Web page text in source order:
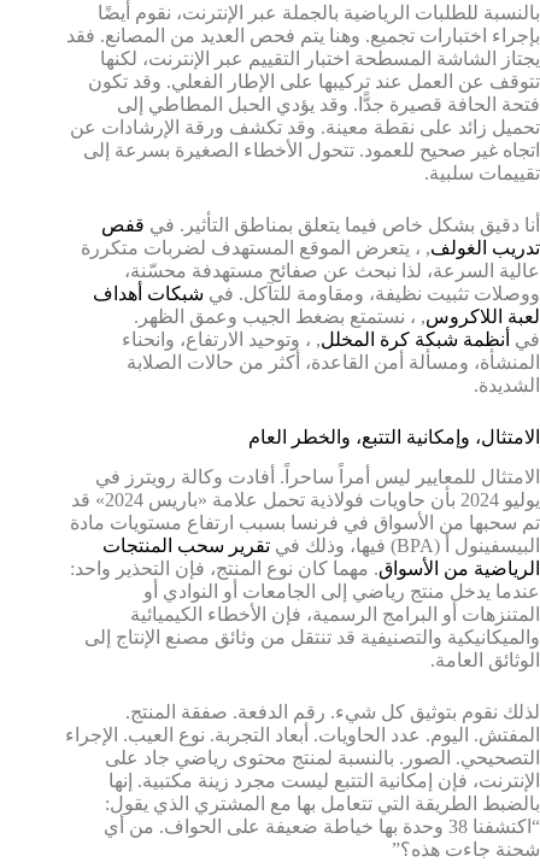
بالنسبة للطلبات الرياضية بالجملة عبر الإنترنت، نقوم أيضًا
بإجراء اختبارات تجميع. وهنا يتم فحص العديد من المصانع. فقد
يجتاز الشاشة المسطحة اختبار التقييم عبر الإنترنت، لكنها
تتوقف عن العمل عند تركيبها على الإطار الفعلي. وقد تكون
فتحة الحافة قصيرة جدًّا. وقد يؤدي الحبل المطاطي إلى
تحميل زائد على نقطة معينة. وقد تكشف ورقة الإرشادات عن
اتجاه غير صحيح للعمود. تتحول الأخطاء الصغيرة بسرعة إلى
تقييمات سلبية.
أنا دقيق بشكل خاص فيما يتعلق بمناطق التأثير. في قفص
تدريب الغولف, ، يتعرض الموقع المستهدف لضربات متكررة
عالية السرعة، لذا نبحث عن صفائح مستهدفة محسّنة،
ووصلات تثبيت نظيفة، ومقاومة للتآكل. في شبكات أهداف
لعبة اللاكروس, ، نستمتع بضغط الجيب وعمق الظهر.
في أنظمة شبكة كرة المخلل, ، وتوحيد الارتفاع، وانحناء
المنشأة، ومسألة أمن القاعدة، أكثر من حالات الصلابة
الشديدة.
الامتثال، وإمكانية التتبع، والخطر العام
الامتثال للمعايير ليس أمراً ساحراً. أفادت وكالة رويترز في
يوليو 2024 بأن حاويات فولاذية تحمل علامة «باريس 2024» قد
تم سحبها من الأسواق في فرنسا بسبب ارتفاع مستويات مادة
البيسفينول أ (BPA) فيها، وذلك في
تقرير سحب المنتجات
الرياضية من الأسواق. مهما كان نوع المنتج، فإن التحذير واحد:
عندما يدخل منتج رياضي إلى الجامعات أو النوادي أو
المتنزهات أو البرامج الرسمية، فإن الأخطاء الكيميائية
والميكانيكية والتصنيفية قد تنتقل من وثائق مصنع الإنتاج إلى
الوثائق العامة.
لذلك نقوم بتوثيق كل شيء. رقم الدفعة. صفقة المنتج.
المفتش. اليوم. عدد الحاويات. أبعاد التجربة. نوع العيب. الإجراء
التصحيحي. الصور. بالنسبة لمنتج محتوى رياضي جاد على
الإنترنت، فإن إمكانية التتبع ليست مجرد زينة مكتبية. إنها
بالضبط الطريقة التي تتعامل بها مع المشتري الذي يقول:
“اكتشفنا 38 وحدة بها خياطة ضعيفة على الحواف. من أي
شحنة جاءت هذه؟”